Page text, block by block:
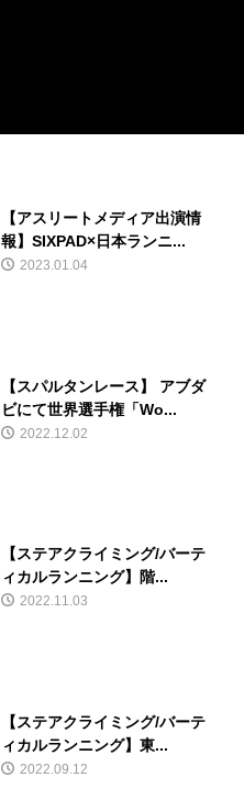
【アスリートメディア出演情
報】SIXPAD×日本ランニ...
2023.01.04
【スパルタンレース】 アブダ
ビにて世界選手権「Wo...
2022.12.02
【ステアクライミング/バーテ
ィカルランニング】階...
2022.11.03
【ステアクライミング/バーテ
ィカルランニング】東...
2022.09.12